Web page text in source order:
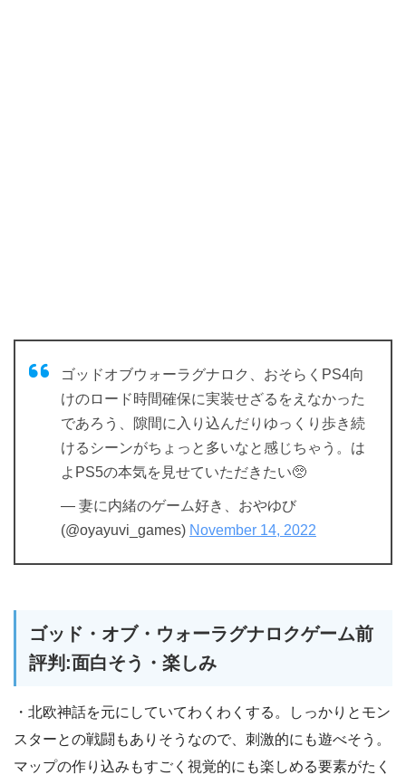
ゴッドオブウォーラグナロク、おそらくPS4向
けのロード時間確保に実装せざるをえなかった
であろう、隙間に入り込んだりゆっくり歩き続
けるシーンがちょっと多いなと感じちゃう。は
よPS5の本気を見せていただきたい🥺
— 妻に内緒のゲーム好き、おやゆび
(@oyayuvi_games) November 14, 2022
ゴッド・オブ・ウォーラグナロクゲーム前
評判:面白そう・楽しみ
・北欧神話を元にしていてわくわくする。しっかりとモン
スターとの戦闘もありそうなので、刺激的にも遊べそう。
マップの作り込みもすごく視覚的にも楽しめる要素がたく